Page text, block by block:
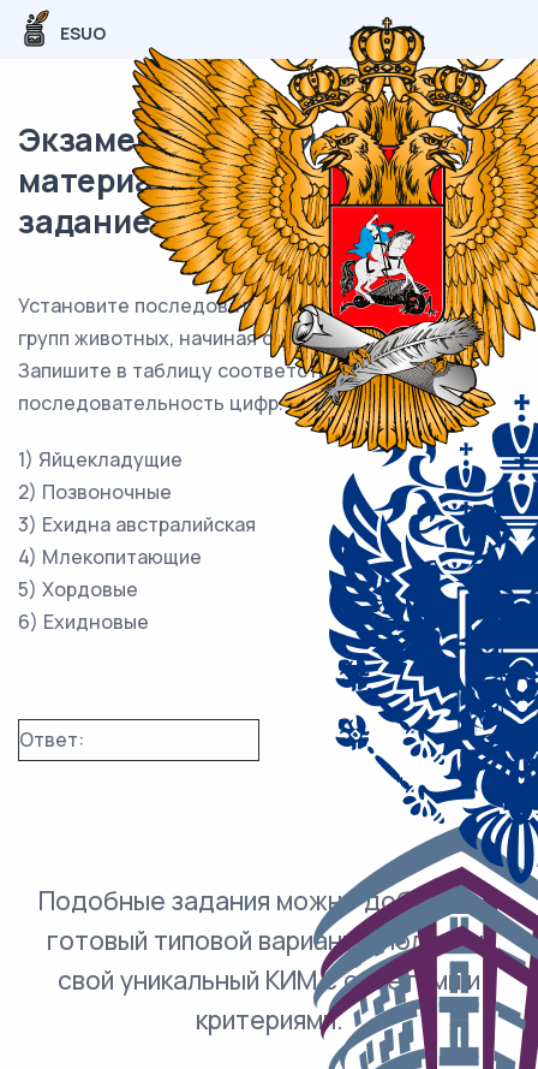
ESUO
Экзаменационный (типовой)
материал ЕГЭ / Биология / 12
задание (24) / 61
Установите последовательность систематических
групп животных, начиная с самого высокого ранга.
Запишите в таблицу соответствующую
последовательность цифр.
1) Яйцекладущие
2) Позвоночные
3) Ехидна австралийская
4) Млекопитающие
5) Хордовые
6) Ехидновые
Ответ:
Подобные задания можно добавить в
готовый типовой вариант и получить
свой уникальный КИМ с ответами и
критериями.